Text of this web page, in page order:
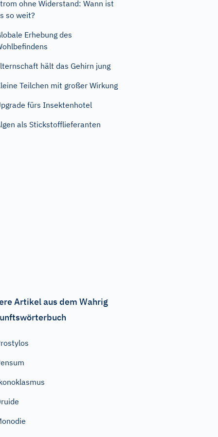
ohne Widerstand: Wann ist
so weit?
Erhebung des
hält das Gehirn jung
Teilchen mit großer Wirkung
fürs Insektenhotel
als Stickstofflieferanten
Artikel aus dem Wahrig